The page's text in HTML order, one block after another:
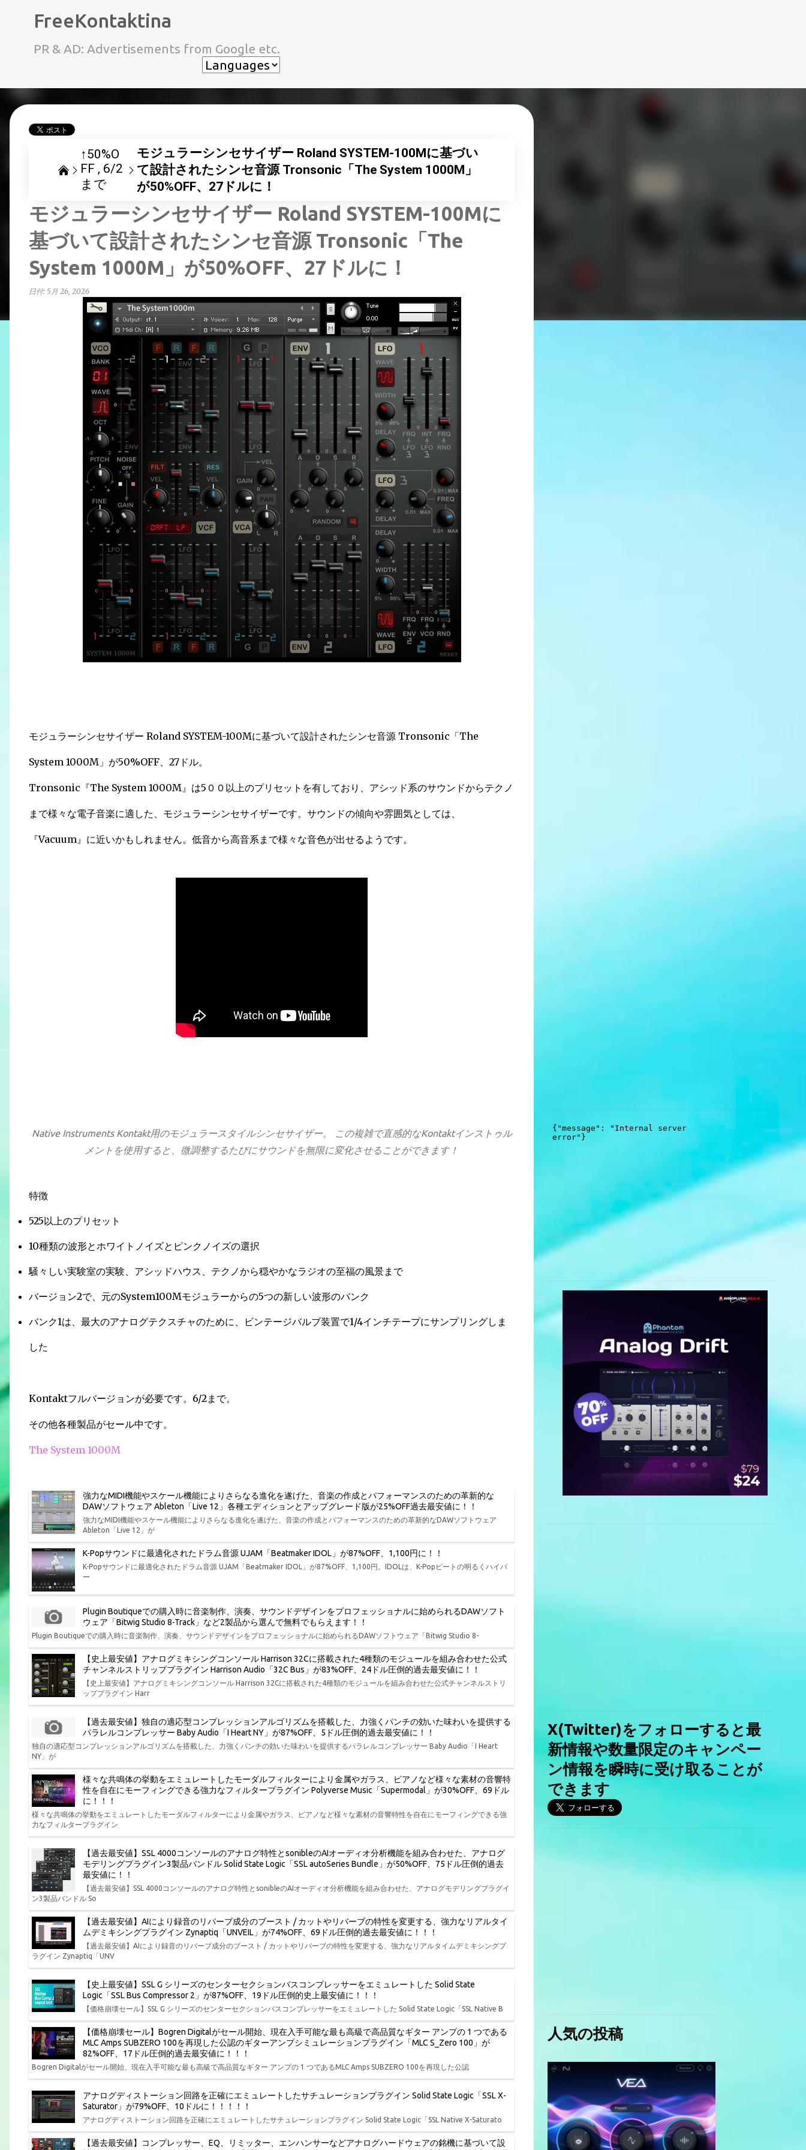
FreeKontaktina
PR & AD: Advertisements from Google etc.
↑50%O
FF
6/2
まで
モジュラーシンセサイザー Roland SYSTEM-100Mに基づい
て設計されたシンセ音源 Tronsonic「The System 1000M」
が50%OFF、27ドルに！
モジュラーシンセサイザー Roland SYSTEM-100Mに
基づいて設計されたシンセ音源 Tronsonic「The
System 1000M」が50%OFF、27ドルに！
日付: 5月 26, 2026
モジュラーシンセサイザー Roland SYSTEM-100Mに基づいて設計されたシンセ音源 Tronsonic「The
System 1000M」が50%OFF、27ドル。
Tronsonic『The System 1000M』は5００以上のプリセットを有しており、アシッド系のサウンドからテクノ
まで様々な電子音楽に適した、 モジュラーシンセサイザーです。 サウンドの傾向や雰囲気としては、
『Vacuum』に近いかもしれません。 低音から高音系まで様々な音色が出せるようです。
Native Instruments Kontakt用のモジュラースタイルシンセサイザー。 この複雑で直感的なKontaktインストゥル
メントを使用すると、微調整するたびにサウンドを無限に変化させることができます！
特徴
525以上のプリセット
10種類の波形とホワイトノイズとピンクノイズの選択
騒々しい実験室の実験、アシッドハウス、テクノから穏やかなラジオの至福の風景まで
バージョン2で、元のSystem100Mモジュラーからの5つの新しい波形のバンク
バンク1は、最大のアナログテクスチャのために、ビンテージバルブ装置で1/4インチテープにサンプリングしま
した
Kontaktフルバージョンが必要です。6/2まで。
その他各種製品がセール中です。
The System 1000M
強力なMIDI機能やスケール機能によりさらなる進化を遂げた、音楽の作成とパフォーマンスのための革新的な
DAWソフトウェア Ableton「Live 12」各種エディションとアップグレード版が25%OFF過去最安値に！！
強力なMIDI機能やスケール機能によりさらなる進化を遂げた、音楽の作成とパフォーマンスのための革新的なDAWソフトウェア
Ableton「Live 12」が
K-Popサウンドに最適化されたドラム音源 UJAM「Beatmaker IDOL」が87%OFF、1,100円に！！
K-Popサウンドに最適化されたドラム音源 UJAM「Beatmaker IDOL」が87%OFF、1,100円。IDOLは、K-Popビートの明るくハイパ
ー
Plugin Boutiqueでの購入時に音楽制作、演奏、サウンドデザインをプロフェッショナルに始められるDAWソフト
ウェア「Bitwig Studio 8-Track」など2製品から選んで無料でもらえます！！
Plugin Boutiqueでの購入時に音楽制作、演奏、サウンドデザインをプロフェッショナルに始められるDAWソフトウェア「Bitwig Studio 8-
【史上最安値】アナログミキシングコンソール Harrison 32Cに搭載された4種類のモジュールを組み合わせた公式
チャンネルストリッププラグイン Harrison Audio「32C Bus」が83%OFF、24ドル圧倒的過去最安値に！！
【史上最安値】アナログミキシングコンソール Harrison 32Cに搭載された4種類のモジュールを組み合わせた公式チャンネルストリ
ッププラグイン Harr
【過去最安値】独自の適応型コンプレッションアルゴリズムを搭載した、力強くパンチの効いた味わいを提供する
パラレルコンプレッサー Baby Audio「I Heart NY」が87%OFF、5ドル圧倒的過去最安値に！！
独自の適応型コンプレッションアルゴリズムを搭載した、力強くパンチの効いた味わいを提供するパラレルコンプレッサー Baby Audio「I Heart
NY」が
様々な共鳴体の挙動をエミュレートしたモーダルフィルターにより金属やガラス、ピアノなど様々な素材の音響特
性を自在にモーフィングできる強力なフィルタープラグイン Polyverse Music「Supermodal」が30%OFF、69ドル
に！！！
様々な共鳴体の挙動をエミュレートしたモーダルフィルターにより金属やガラス、ピアノなど様々な素材の音響特性を自在にモーフィングできる強
力なフィルタープラグイン
【過去最安値】SSL 4000コンソールのアナログ特性とsonibleのAIオーディオ分析機能を組み合わせた、アナログ
モデリングプラグイン3製品バンドル Solid State Logic「SSL autoSeries Bundle」が50%OFF、75ドル圧倒的過去
最安値に！！
【過去最安値】SSL 4000コンソールのアナログ特性とsonibleのAIオーディオ分析機能を組み合わせた、アナログモデリングプラグイ
ン3製品バンドル So
【過去最安値】AIにより録音のリバーブ成分のブースト / カットやリバーブの特性を変更する、強力なリアルタイ
ムデミキシングプラグイン Zynaptiq「UNVEIL」が74%OFF、69ドル圧倒的過去最安値に！！！
【過去最安値】AIにより録音のリバーブ成分のブースト / カットやリバーブの特性を変更する、強力なリアルタイムデミキシングプ
ラグイン Zynaptiq「UNV
【史上最安値】SSL G シリーズのセンターセクションバスコンプレッサーをエミュレートした Solid State
Logic「SSL Bus Compressor 2」が87%OFF、19ドル圧倒的史上最安値に！！！
【価格崩壊セール】SSL G シリーズのセンターセクションバスコンプレッサーをエミュレートした Solid State Logic「SSL Native B
【価格崩壊セール】Bogren Digitalがセール開始、現在入手可能な最も高級で高品質なギター アンプの 1 つである
MLC Amps SUBZERO 100を再現した公認のギターアンプシミュレーションプラグイン「MLC S_Zero 100」が
82%OFF、17ドル圧倒的過去最安値に！！！
Bogren Digitalがセール開始、現在入手可能な最も高級で高品質なギター アンプの 1 つであるMLC Amps SUBZERO 100を再現した公認
アナログディストーション回路を正確にエミュレートしたサチュレーションプラグイン Solid State Logic「SSL X-
Saturator」が79%OFF、10ドルに！！！！！
アナログディストーション回路を正確にエミュレートしたサチュレーションプラグイン Solid State Logic「SSL Native X-Saturato
【過去最安値】コンプレッサー、EQ、リミッター、エンハンサーなどアナログハードウェアの銘機に基づいて設
X(Twitter)をフォローすると最
新情報や数量限定のキャンペー
ン情報を瞬時に受け取ることが
できます
人気の投稿